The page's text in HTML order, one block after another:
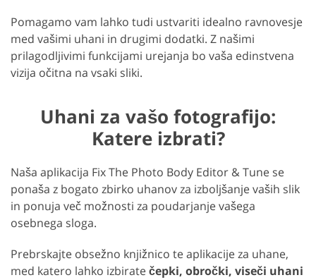
Pomagamo vam lahko tudi ustvariti idealno ravnovesje
med vašimi uhani in drugimi dodatki. Z našimi
prilagodljivimi funkcijami urejanja bo vaša edinstvena
vizija očitna na vsaki sliki.
Uhani za vašo fotografijo:
Katere izbrati?
Naša aplikacija Fix The Photo Body Editor & Tune se
ponaša z bogato zbirko uhanov za izboljšanje vaših slik
in ponuja več možnosti za poudarjanje vašega
osebnega sloga.
Prebrskajte obsežno knjižnico te aplikacije za uhane,
med katero lahko izbiratečepki, obročki, viseči uhani